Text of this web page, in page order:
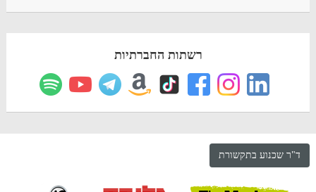
רשתות החברתיות
ד"ר שכנוע בתקשורת